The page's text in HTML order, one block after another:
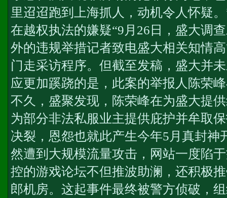
里迢迢跑到上海抓人，动机令人怀疑
在越权执法的嫌疑“9月26日，盛大调
外的违规举措记者致电盛大相关知情
门走采访程序。但截至发稿，盛大并
应更加蹊跷的是，此案的举报人陈荣
不久，盛聚发现，陈荣峰在为盛大提
为部分非法私服业主提供庇护并牟取
决裂，恩怨也就此产生今年5月 真封神
然遭到大规模流量攻击，网站一度陷
控的游戏论坛不但推波助澜，还积极
郎机房。这起事件最终被警方侦破，